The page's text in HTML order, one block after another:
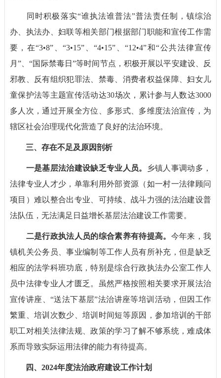
同时积极落实“谁执法谁普法”普法责任制
，镇综治
办、执法办、妇联等相关部门根据部门职能和宣传工作需
要，在“3•8”、“3•15”、“4•15”、“12•4”和“公共法律宣传
月”、“国际禁毒日”等时间节点，积极开展以平安建设、反
邪教、反有组织犯罪法、禁毒、消费者权益保障、妇女儿
童保护法等主题宣传活动达30场次，累计参与人数达3000
多人次，通过开展全方位、多形式、多维度法治宣传，为
辖区社会治理现代化营造了良好的法治环境。
三、存在不足及原因剖析
一是基层法治建设缺乏专业人员。
乡镇人事调动多，
法律专业人才少，单靠利用外部资源（如一村一法律顾问
项目）难以整合出专业、可持续、战斗力强的法治建设普
法队伍，无法满足日益增长基层法治建设工作需要。
二是行政执法人员的综合素养有待提高。 今年来，我
镇机关公务员、事业编制等工作人员有所补充，但是缺乏
相应的法学科班功底，特别是综合行政执法办公室工作人
员中法律专业人才匮乏。虽然严格按照相关要求开展法治
宣传讲座、“送法下基层”法治讲座等培训活动，但因工作
繁重、培训次数少、培训时间短等原因，参加培训的干部
职工对相关法律法规、政策的学习了解不够系统，难成体
系而导致实际运用法律的能力有待提高。
四、2024年度法治政府建设工作计划